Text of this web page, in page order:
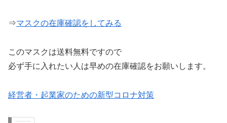
⇒マスクの在庫確認をしてみる
このマスクは送料無料ですので
必ず手に入れたい人は早めの在庫確認をお願いします。
経営者・起業家のための新型コロナ対策